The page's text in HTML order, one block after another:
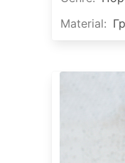
Material: